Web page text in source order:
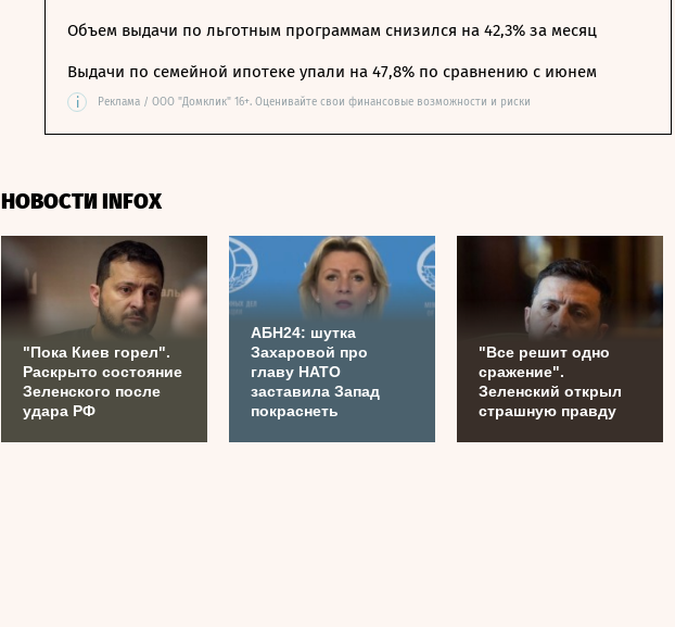
Объем выдачи по льготным программам снизился на 42,3% за месяц
Выдачи по семейной ипотеке упали на 47,8% по сравнению с июнем
i Реклама / ООО "Домклик" 16+. Оценивайте свои финансовые возможности и риски
НОВОСТИ INFOX
"Пока Киев горел".
Раскрыто состояние
Зеленского после
удара РФ
АБН24: шутка
Захаровой про
главу НАТО
заставила Запад
покраснеть
"Все решит одно
сражение".
Зеленский открыл
страшную правду